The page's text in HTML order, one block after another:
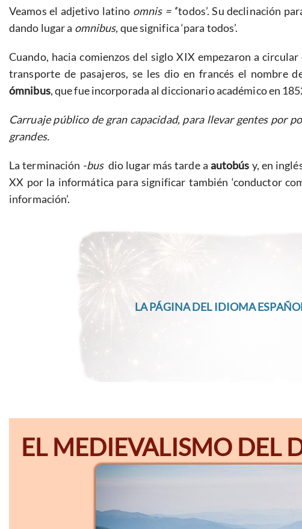
Veamos el adjetivo latino omnis = ‘’todos’. Su declinación
dando lugar a omnibus,que significa ‘para todos’.
Cuando, hacia comienzos del siglo XIX empezaron a
transporte de pasajeros, se les dio en francés el nombre
ómnibus, que fue incorporada al diccionario académico en
Carruaje público de gran capacidad, para llevar gentes por
grandes.
La terminación -bus dio lugar más tarde a autobús y, en
XX por la informática para significar también ‘conductor
información’.
LA PÁGINA DEL IDIOMA
EL MEDIEVALISMO DEL